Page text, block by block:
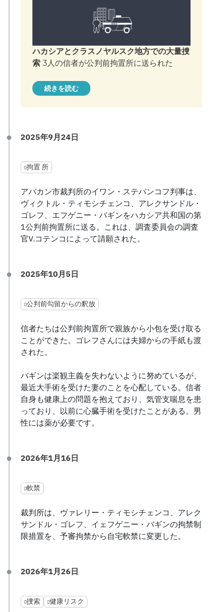
ハカシアとクラスノヤルスク地方での大量捜
索 3人の信者が公判前拘置所に送られた
続きを読む
2025年9月24日
拘置 所
アバカン市裁判所のイワン・ステパンコフ判事は、
ヴィクトル・ティモシチェンコ、アレクサンドル・
ゴレフ、エフゲニー・バギンをハカシア共和国の第
1公判前拘置所に送る。これは、調査委員会の調査
官V.コテンコによって請願された。
2025年10月5日
公判前勾留からの釈放
信者たちは公判前拘置所で親族から小包を受け取る
ことができた。ゴレフさんには夫婦からの手紙も渡
された。
バギンは楽観主義を失わないように努めているが、
最近大手術を受けた妻のことを心配している。信者
自身も健康上の問題を抱えており、気管支喘息を患
っており、以前に心臓手術を受けたことがある。男
性には薬が必要です。
2026年1月16日
軟禁
裁判所は、ヴァレリー・ティモシチェンコ、アレク
サンドル・ゴレフ、イェフゲニー・バギンの拘禁制
限措置を、予審拘禁から自宅軟禁に変更した。
2026年1月26日
捜索 健康リスク